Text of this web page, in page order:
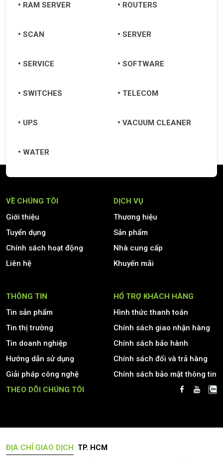
RAM SERVER ROUTERS
SCAN SERVER
SERVICE SOFTWARE
SWITCHES TELECOM
UPS VACUUM CLEANER
WATER
VỀ CHÚNG TÔI
Giới thiệu
Tuyển dụng
Chính sách hoạt động
Liên hệ
DỊCH VỤ
Thương hiệu
Sản phẩm
Nhà cung cấp
Khuyến mãi
THÔNG TIN
Tin sản phẩm
Tin thị trường
Tin doanh nghiệp
Hướng dẫn sử dụng
Giải pháp công nghệ
HỔ TRỢ KHÁCH HÀNG
Hình thức thanh toán
Chính sách giao nhận hàng
Chính sách bảo hành
Chính sách đổi và trả hàng
Chính sách bảo mật thông tin
THEO DÕI CHÚNG TÔI
ĐỊA CHỈ GIAO DỊCH TP. HCM